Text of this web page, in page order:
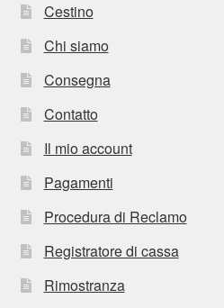
Cestino
Chi siamo
Consegna
Contatto
Il mio account
Pagamenti
Procedura di Reclamo
Registratore di cassa
Rimostranza